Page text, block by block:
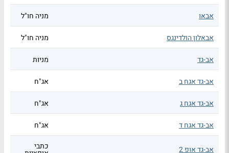
אבאו מניה חו"ל
אבאלון הולדינגס מניה חו"ל
אב-גד מניות
אב-גד אגח ב אג"ח
אב-גד אגח ג אג"ח
אב-גד אגח ד אג"ח
אב-גד אופ 2 כתבי